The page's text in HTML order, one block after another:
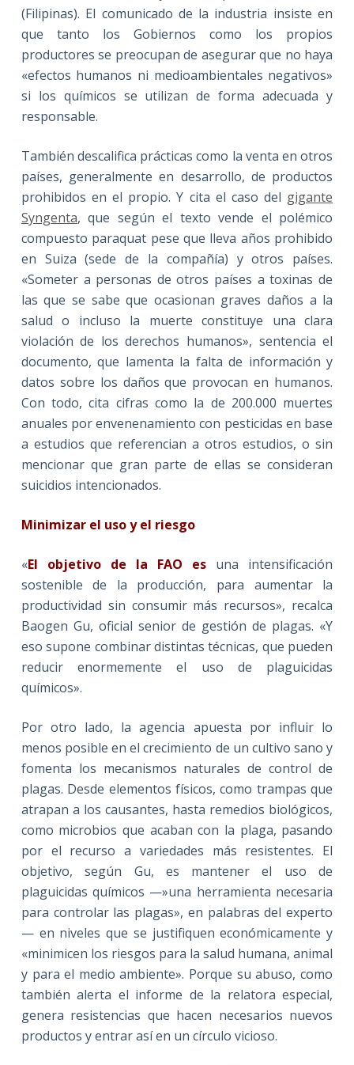
(Filipinas). El comunicado de la industria insiste en
que tanto los Gobiernos como los propios
productores se preocupan de asegurar que no haya
«efectos humanos ni medioambientales negativos»
si los químicos se utilizan de forma adecuada y
responsable.
También descalifica prácticas como la venta en otros
países, generalmente en desarrollo, de productos
prohibidos en el propio. Y cita el caso del gigante
Syngenta, que según el texto vende el polémico
compuesto paraquat pese que lleva años prohibido
en Suiza (sede de la compañía) y otros países.
«Someter a personas de otros países a toxinas de
las que se sabe que ocasionan graves daños a la
salud o incluso la muerte constituye una clara
violación de los derechos humanos», sentencia el
documento, que lamenta la falta de información y
datos sobre los daños que provocan en humanos.
Con todo, cita cifras como la de 200.000 muertes
anuales por envenenamiento con pesticidas en base
a estudios que referencian a otros estudios, o sin
mencionar que gran parte de ellas se consideran
suicidios intencionados.
Minimizar el uso y el riesgo
«El objetivo de la FAO es una intensificación
sostenible de la producción, para aumentar la
productividad sin consumir más recursos», recalca
Baogen Gu, oficial senior de gestión de plagas. «Y
eso supone combinar distintas técnicas, que pueden
reducir enormemente el uso de plaguicidas
químicos».
Por otro lado, la agencia apuesta por influir lo
menos posible en el crecimiento de un cultivo sano y
fomenta los mecanismos naturales de control de
plagas. Desde elementos físicos, como trampas que
atrapan a los causantes, hasta remedios biológicos,
como microbios que acaban con la plaga, pasando
por el recurso a variedades más resistentes. El
objetivo, según Gu, es mantener el uso de
plaguicidas químicos —»una herramienta necesaria
para controlar las plagas», en palabras del experto
— en niveles que se justifiquen económicamente y
«minimicen los riesgos para la salud humana, animal
y para el medio ambiente». Porque su abuso, como
también alerta el informe de la relatora especial,
genera resistencias que hacen necesarios nuevos
productos y entrar así en un círculo vicioso.